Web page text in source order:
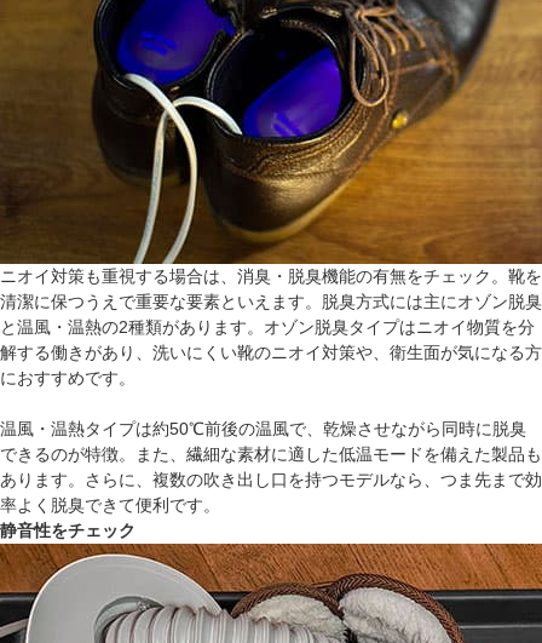
ニオイ対策も重視する場合は、消臭・脱臭機能の有無をチェック。靴を
清潔に保つうえで重要な要素といえます。脱臭方式には主にオゾン脱臭
と温風・温熱の2種類があります。オゾン脱臭タイプはニオイ物質を分
解する働きがあり、洗いにくい靴のニオイ対策や、衛生面が気になる方
におすすめです。
温風・温熱タイプは約50℃前後の温風で、乾燥させながら同時に脱臭
できるのが特徴。また、繊細な素材に適した低温モードを備えた製品も
あります。さらに、複数の吹き出し口を持つモデルなら、つま先まで効
率よく脱臭できて便利です。
静音性をチェック